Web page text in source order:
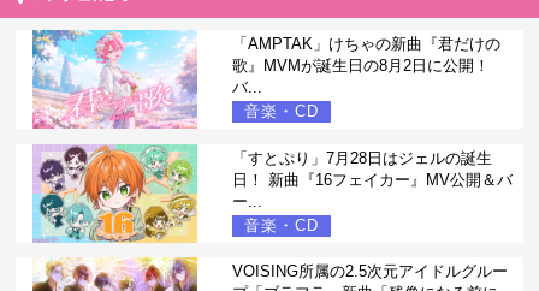
「AMPTAK」けちゃの新曲『君だけの
歌』MVMが誕生日の8月2日に公開！
バ...
音楽・CD
「すとぷり」7月28日はジェルの誕生
日！ 新曲『16フェイカー』MV公開＆バ
ー...
音楽・CD
VOISING所属の2.5次元アイドルグルー